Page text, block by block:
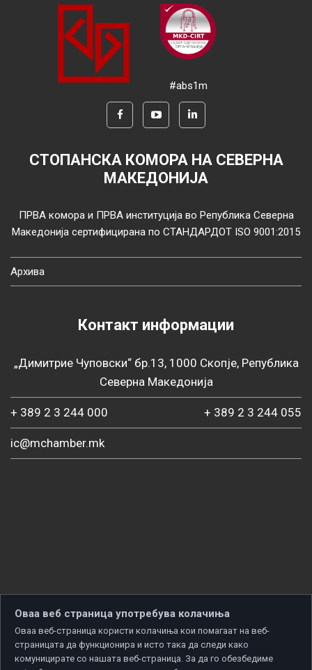
#abs1m
СТОПАНСКА КОМОРА НА СЕВЕРНА
МАКЕДОНИЈА
ПРВА комора и ПРВА институција во Република Северна
Македонија сертифицирана по СТАНДАРДОТ ISO 9001:2015
Архива
Контакт информации
„Димитрие Чуповски“ бр.13, 1000 Скопје, Република
Северна Македонија
+ 389 2 3 244 000 + 389 2 3 244 055
ic@mchamber.mk
Оваа веб страница употребува колачиња
Оваа веб-страница користи колачиња кои помагаат на веб-
страницата да функционира и исто така да следи како
комуницирате со нашата веб-страница. За да го обезбедиме